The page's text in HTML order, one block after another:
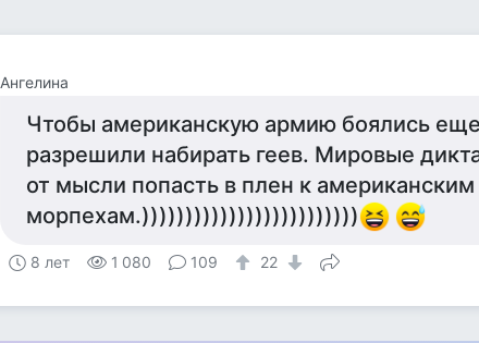
Ангелина
Чтобы американскую армию боялись
разрешили набирать геев. Мировые
от мысли попасть в плен к американским
морпехам.)))))))))))))))))))))))))
8 лет 1 080 109 22